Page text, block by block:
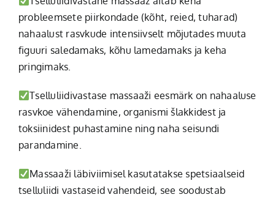
probleemsete piirkondade (kõht, reied, tuharad)
nahaalust rasvkude intensiivselt mõjutades muuta
figuuri saledamaks, kõhu lamedamaks ja keha
pringimaks.
Tselluliidivastase massaaži eesmärk on nahaaluse
rasvkoe vähendamine, organismi šlakkidest ja
toksiinidest puhastamine ning naha seisundi
parandamine.
Massaaži läbiviimisel kasutatakse spetsiaalseid
tselluliidi vastaseid vahendeid, see soodustab